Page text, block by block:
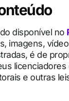
disponível no
imagens,
é de
licenciadores
e outras